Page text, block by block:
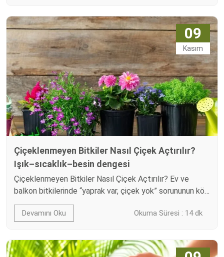
köşesi oluşturabilirsiniz. Bu rehberde; düşük/orta ışık
toleransı, ev tipi ısıya…
09
Kasım
Çiçeklenmeyen Bitkiler Nasıl Çiçek Açtırılır?
Işık–sıcaklık–besin dengesi
Çiçeklenmeyen Bitkiler Nasıl Çiçek Açtırılır? Ev ve
balkon bitkilerinde “yaprak var, çiçek yok” sorununun kök
nedeni çoğunlukla üçlü dengenin bozulmasıdır: ışık,
sıcaklık ve besin. Çiçeklenme, bitkinin enerji bütçesi
gece/gündüz sıcaklık farkı yanlışsa veya besin dengesi
bozuksa bitki vegetatif büyümeyi (yaprak–gövde)
Devamını Oku Okuma Süresi : 14 dk